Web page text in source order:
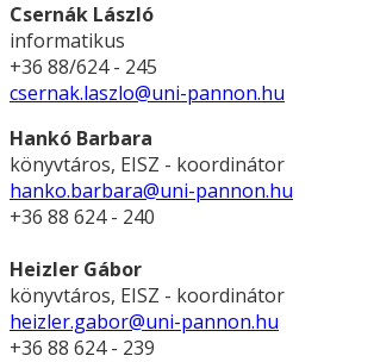
Csernák László
informatikus
+36 88/624 - 245
csernak.laszlo@uni-pannon.hu
Hankó Barbara
könyvtáros, EISZ - koordinátor
hanko.barbara@uni-pannon.hu
+36 88 624 - 240
Heizler Gábor
könyvtáros, EISZ - koordinátor
heizler.gabor@uni-pannon.hu
+36 88 624 - 239